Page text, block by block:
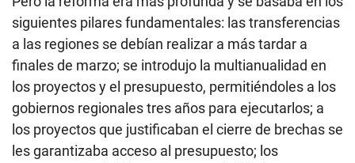
siguientes pilares fundamentales: las transferencias
a las regiones se debían realizar a más tardar a
finales de marzo; se introdujo la multianualidad en
los proyectos y el presupuesto, permitiéndoles a los
gobiernos regionales tres años para ejecutarlos; a
los proyectos que justificaban el cierre de brechas se
les garantizaba acceso al presupuesto; los